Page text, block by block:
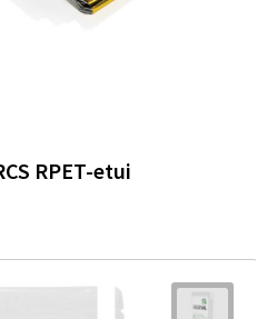
RPET-etui